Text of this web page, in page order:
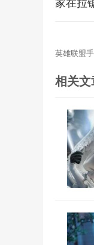
家在拉
英雄联盟
相关文